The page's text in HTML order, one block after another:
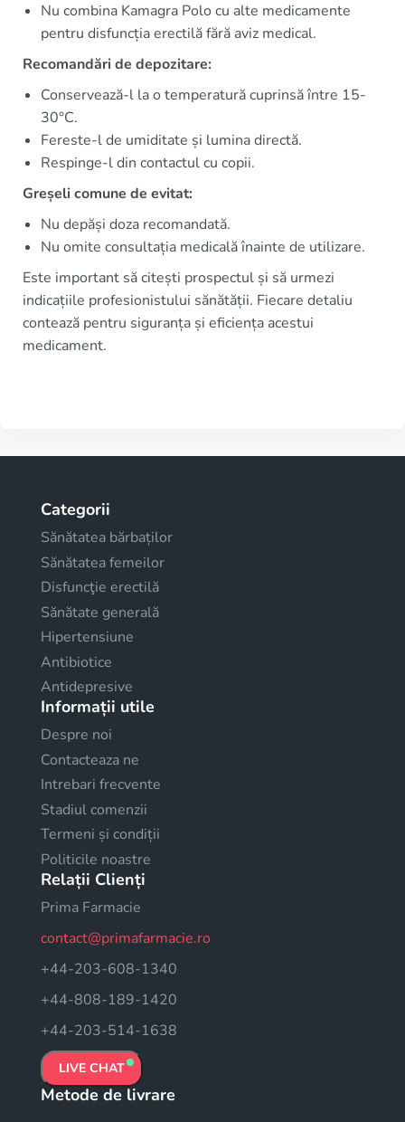
Nu combina Kamagra Polo cu alte medicamente
pentru disfuncția erectilă fără aviz medical.
Recomandări de depozitare:
Conservează-l la o temperatură cuprinsă între 15-
30°C.
Fereste-l de umiditate și lumina directă.
Respinge-l din contactul cu copii.
Greșeli comune de evitat:
Nu depăși doza recomandată.
Nu omite consultația medicală înainte de utilizare.
Este important să citești prospectul și să urmezi
indicațiile profesionistului sănătății. Fiecare detaliu
contează pentru siguranța și eficiența acestui
medicament.
Categorii
Sănătatea bărbaților
Sănătatea femeilor
Disfuncţie erectilă
Sănătate generală
Hipertensiune
Antibiotice
Antidepresive
Informații utile
Despre noi
Contacteaza ne
Intrebari frecvente
Stadiul comenzii
Termeni și condiții
Politicile noastre
Relații Clienți
Prima Farmacie
contact@primafarmacie.ro
+44-203-608-1340
+44-808-189-1420
+44-203-514-1638
LIVE CHAT
Metode de livrare